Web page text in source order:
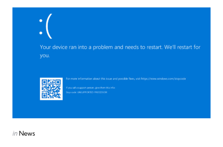
navigation
Posted
in News